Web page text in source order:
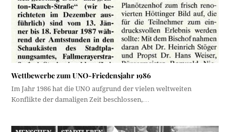
Wettbewerbe zum UNO-Friedensjahr 1986
Im Jahr 1986 hat die UNO aufgrund der vielen weltweiten
Konflikte der damaligen Zeit beschlossen,…